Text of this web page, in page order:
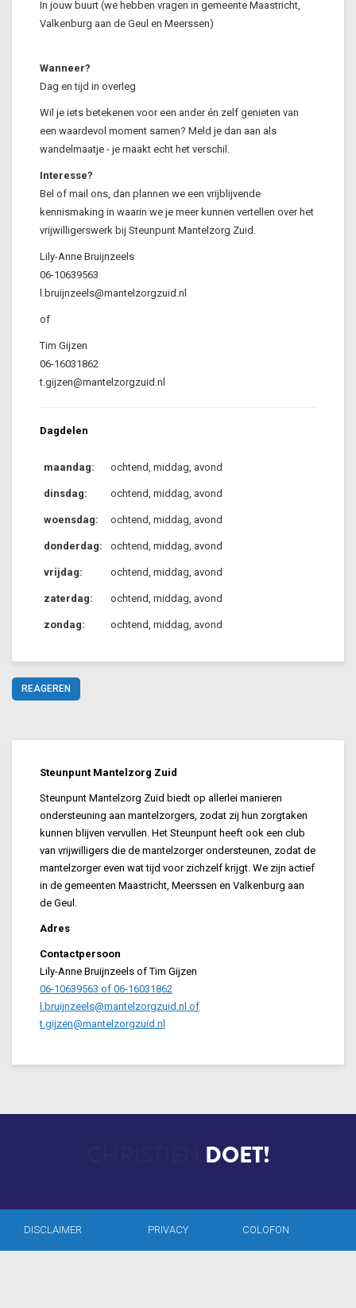
In jouw buurt (we hebben vragen in gemeente Maastricht,
Valkenburg aan de Geul en Meerssen)
Wanneer?
Dag en tijd in overleg
Wil je iets betekenen voor een ander én zelf genieten van
een waardevol moment samen? Meld je dan aan als
wandelmaatje - je maakt echt het verschil.
Interesse?
Bel of mail ons, dan plannen we een vrijblijvende
kennismaking in waarin we je meer kunnen vertellen over het
vrijwilligerswerk bij Steunpunt Mantelzorg Zuid.
Lily-Anne Bruijnzeels
06-10639563
l.bruijnzeels@mantelzorgzuid.nl
of
Tim Gijzen
06-16031862
t.gijzen@mantelzorgzuid.nl
Dagdelen
maandag: ochtend, middag, avond
dinsdag: ochtend, middag, avond
woensdag: ochtend, middag, avond
donderdag: ochtend, middag, avond
vrijdag: ochtend, middag, avond
zaterdag: ochtend, middag, avond
zondag: ochtend, middag, avond
REAGEREN
Steunpunt Mantelzorg Zuid
Steunpunt Mantelzorg Zuid biedt op allerlei manieren
ondersteuning aan mantelzorgers, zodat zij hun zorgtaken
kunnen blijven vervullen. Het Steunpunt heeft ook een club
van vrijwilligers die de mantelzorger ondersteunen, zodat de
mantelzorger even wat tijd voor zichzelf krijgt. We zijn actief
in de gemeenten Maastricht, Meerssen en Valkenburg aan
de Geul.
Adres
Contactpersoon
Lily-Anne Bruijnzeels of Tim Gijzen
06-10639563 of 06-16031862
l.bruijnzeels@mantelzorgzuid.nl of
t.gijzen@mantelzorgzuid.nl
DOET!
DISCLAIMER PRIVACY COLOFON